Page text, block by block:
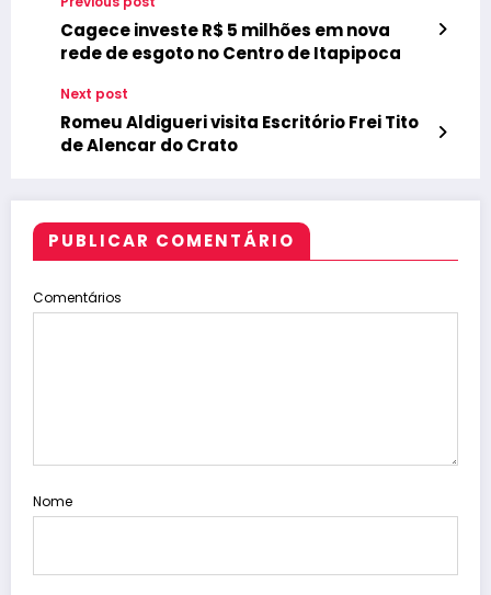
Cagece investe R$ 5 milhões em nova
rede de esgoto no Centro de Itapipoca
Next post
Romeu Aldigueri visita Escritório Frei Tito
de Alencar do Crato
PUBLICAR COMENTÁRIO
Comentários
Nome